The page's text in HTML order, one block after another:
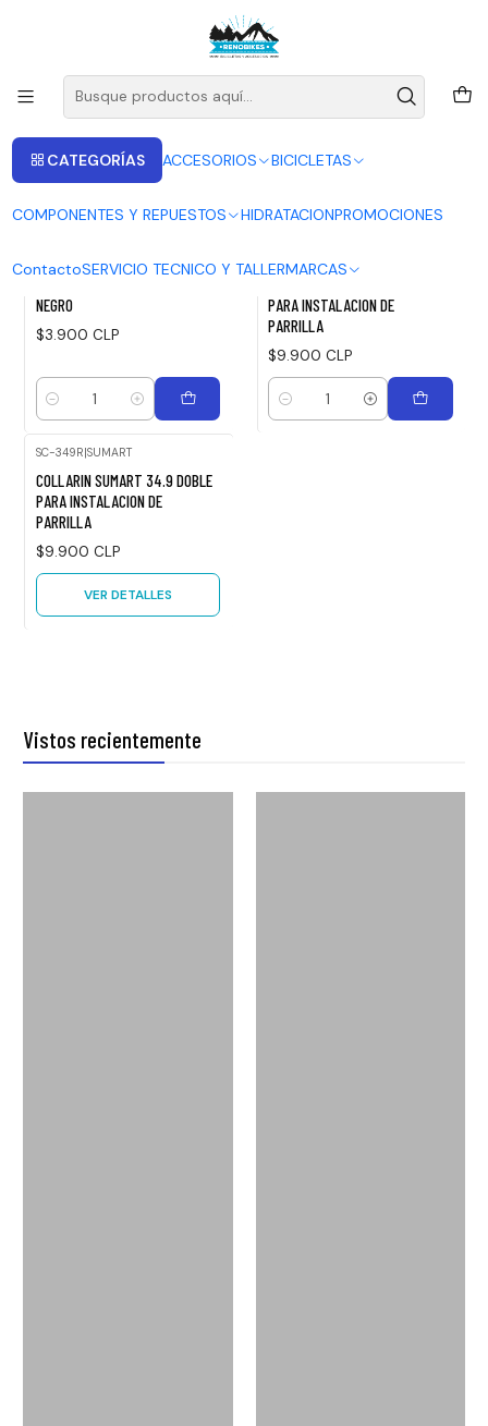
CATEGORÍAS ACCESORIOS BICICLETAS
COMPONENTES Y REPUESTOS HIDRATACIONPROMOCIONES
ContactoSERVICIO TECNICO Y TALLERMARCAS
ENVIOS A LAS RECIONES V - IV - RM DESDE 2.990
COLLARIN
FILTROS
NEGRO
$3.900 CLP
Cantidad
PARA INSTALACION DE
PARRILLA
$9.900 CLP
Cantidad
SC-349R SUMART
COLLARIN SUMART 34.9 DOBLE
PARA INSTALACION DE
PARRILLA
$9.900 CLP
VER DETALLES
Vistos recientemente